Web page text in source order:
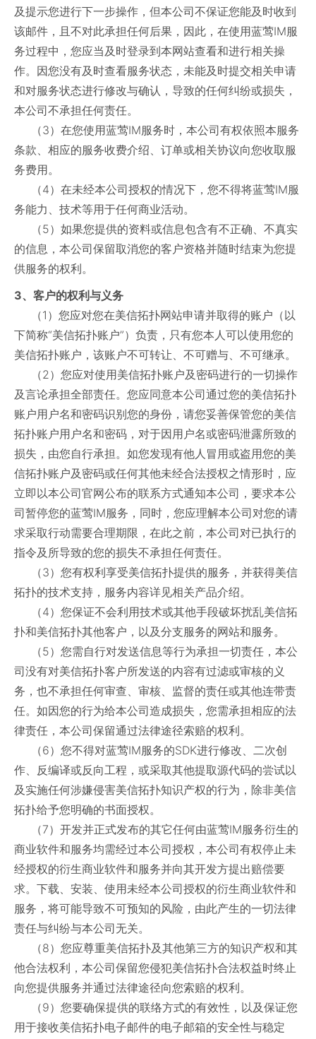
及提示您进行下一步操作，但本公司不保证您能及时收到
该邮件，且不对此承担任何后果，因此，在使用蓝莺IM服
务过程中，您应当及时登录到本网站查看和进行相关操
作。因您没有及时查看服务状态，未能及时提交相关申请
和对服务状态进行修改与确认，导致的任何纠纷或损失，
本公司不承担任何责任。
（3）在您使用蓝莺IM服务时，本公司有权依照本服务
条款、相应的服务收费介绍、订单或相关协议向您收取服
务费用。
（4）在未经本公司授权的情况下，您不得将蓝莺IM服
务能力、技术等用于任何商业活动。
（5）如果您提供的资料或信息包含有不正确、不真实
的信息，本公司保留取消您的客户资格并随时结束为您提
供服务的权利。
3、客户的权利与义务
（1）您应对您在美信拓扑网站申请并取得的账户（以
下简称“美信拓扑账户”）负责，只有您本人可以使用您的
美信拓扑账户，该账户不可转让、不可赠与、不可继承。
（2）您应对使用美信拓扑账户及密码进行的一切操作
及言论承担全部责任。您应同意本公司通过您的美信拓扑
账户用户名和密码识别您的身份，请您妥善保管您的美信
拓扑账户用户名和密码，对于因用户名或密码泄露所致的
损失，由您自行承担。如您发现有他人冒用或盗用您的美
信拓扑账户及密码或任何其他未经合法授权之情形时，应
立即以本公司官网公布的联系方式通知本公司，要求本公
司暂停您的蓝莺IM服务，同时，您应理解本公司对您的请
求采取行动需要合理期限，在此之前，本公司对已执行的
指令及所导致的您的损失不承担任何责任。
（3）您有权利享受美信拓扑提供的服务，并获得美信
拓扑的技术支持，服务内容详见相关产品介绍。
（4）您保证不会利用技术或其他手段破坏扰乱美信拓
扑和美信拓扑其他客户，以及分支服务的网站和服务。
（5）您需自行对发送信息等行为承担一切责任，本公
司没有对美信拓扑客户所发送的内容有过滤或审核的义
务，也不承担任何审查、审核、监督的责任或其他连带责
任。如因您的行为给本公司造成损失，您需承担相应的法
律责任，本公司保留通过法律途径索赔的权利。
（6）您不得对蓝莺IM服务的SDK进行修改、二次创
作、反编译或反向工程，或采取其他提取源代码的尝试以
及实施任何涉嫌侵害美信拓扑知识产权的行为，除非美信
拓扑给予您明确的书面授权。
（7）开发并正式发布的其它任何由蓝莺IM服务衍生的
商业软件和服务均需经过本公司授权，本公司有权停止未
经授权的衍生商业软件和服务并向其开发方提出赔偿要
求。下载、安装、使用未经本公司授权的衍生商业软件和
服务，将可能导致不可预知的风险，由此产生的一切法律
责任与纠纷与本公司无关。
（8）您应尊重美信拓扑及其他第三方的知识产权和其
他合法权利，本公司保留您侵犯美信拓扑合法权益时终止
向您提供服务并通过法律途径向您索赔的权利。
（9）您要确保提供的联络方式的有效性，以及保证您
用于接收美信拓扑电子邮件的电子邮箱的安全性与稳定